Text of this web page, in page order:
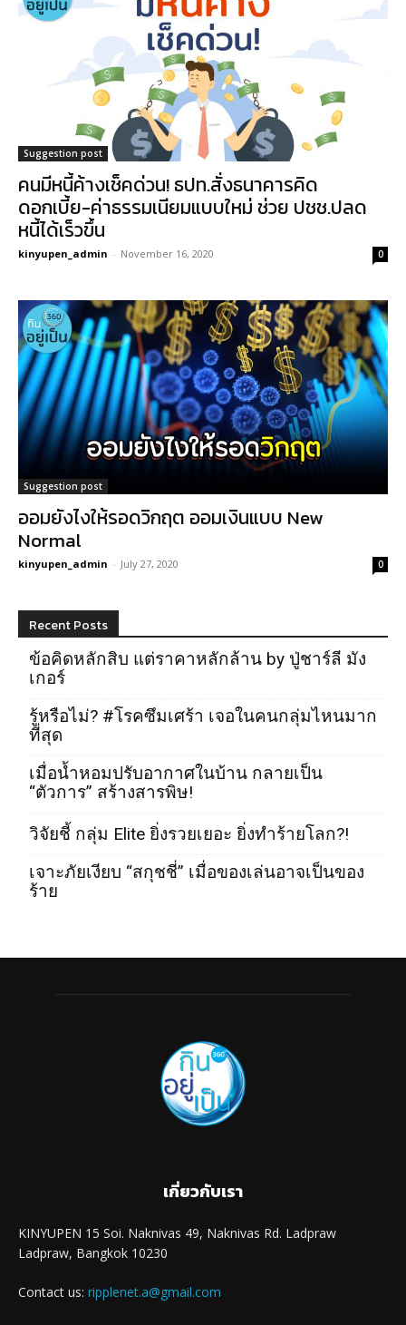
Suggestion post
คนมีหนี้ค้างเช็คด่วน! ธปท.สั่งธนาคารคิด
ดอกเบี้ย-ค่าธรรมเนียมแบบใหม่ ช่วย ปชช.ปลด
หนี้ได้เร็วขึ้น
kinyupen_admin - November 16, 2020 0
Suggestion post
ออมยังไงให้รอดวิกฤต ออมเงินแบบ New
Normal
kinyupen_admin - July 27, 2020 0
Recent Posts
ข้อคิดหลักสิบ แต่ราคาหลักล้าน by ปู่ชาร์ลี มัง
เกอร์
รู้หรือไม่? #โรคซึมเศร้า เจอในคนกลุ่มไหนมาก
ที่สุด
เมื่อน้ำหอมปรับอากาศในบ้าน กลายเป็น
“ตัวการ” สร้างสารพิษ!
วิจัยชี้ กลุ่ม Elite ยิ่งรวยเยอะ ยิ่งทำร้ายโลก?!
เจาะภัยเงียบ “สกุชชี่” เมื่อของเล่นอาจเป็นของ
ร้าย
เกี่ยวกับเรา
KINYUPEN 15 Soi. Naknivas 49, Naknivas Rd. Ladpraw
Ladpraw, Bangkok 10230
Contact us: ripplenet.a@gmail.com